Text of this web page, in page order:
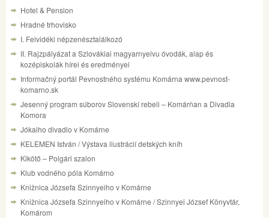
Hotel & Pension
Hradné trhovisko
I. Felvidéki népzenésztalálkozó
II. Rajzpályázat a Szlovákiai magyarnyelvu óvodák, alap és
kozépiskolák hírei és eredményei
Informačný portál Pevnostného systému Komárna www.pevnost-
komarno.sk
Jesenný program súborov Slovenskí rebeli – Komárňan a Divadla
Komora
Jókaiho divadlo v Komárne
KELEMEN István / Výstava ilustrácií detských kníh
Kikötő – Polgári szalon
Klub vodného póla Komárno
Knižnica Józsefa Szinnyeiho v Komárne
Knižnica Józsefa Szinnyeiho v Komárne / Szinnyei József Könyvtár,
Komárom